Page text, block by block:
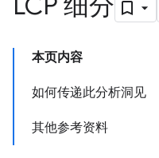
本页内容
如何传递此分析洞见
其他参考资料